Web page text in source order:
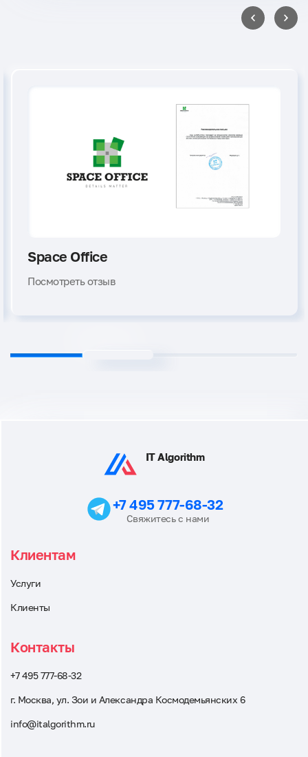
Space Office
Посмотреть отзыв
IT Algorithm
+7 495 777-68-32
Свяжитесь с нами
Клиентам
Услуги
Клиенты
Контакты
+7 495 777-68-32
г. Москва, ул. Зои и Александра Космодемьянских 6
info@italgorithm.ru